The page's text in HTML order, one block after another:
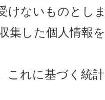
けないものとし
集した個人情報
これに基づく統